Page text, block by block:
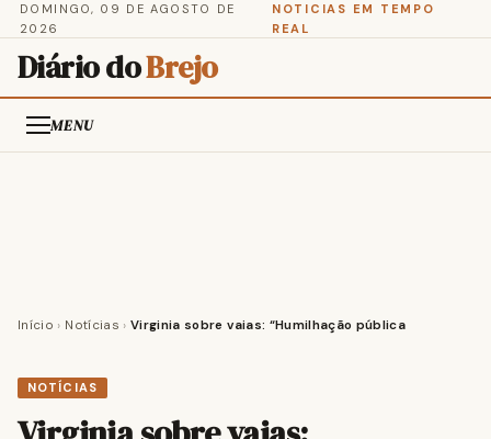
DOMINGO, 09 DE AGOSTO DE
2026
NOTICIAS EM TEMPO
REAL
Diário doBrejo
MENU
Início › Notícias › Virginia sobre vaias: “Humilhação pública
NOTÍCIAS